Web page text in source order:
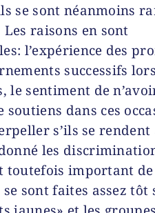
se sont néanmoins
raisons en sont
l’expérience des
successifs
sentiment de
soutiens dans ces
s’ils se rendent
les
toutefois important
se sont faites assez tôt